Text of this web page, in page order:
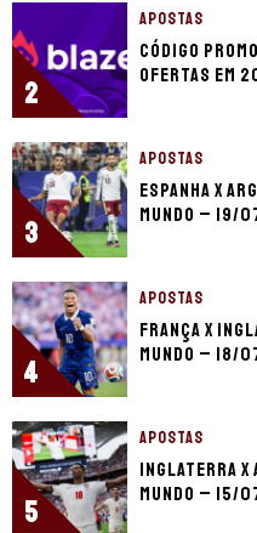
2
APOSTAS
Código
ofertas em
3
APOSTAS
Espanha x
Mundo – 19/
4
APOSTAS
França x
Mundo – 18/
5
APOSTAS
Inglaterra x
Mundo – 15/